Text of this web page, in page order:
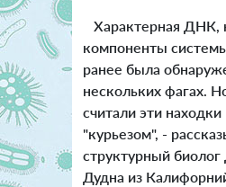
Характерная ДНК,
компоненты
ранее была
нескольких фагах.
считали эти находки
"курьезом", -
структурный
Дудна из